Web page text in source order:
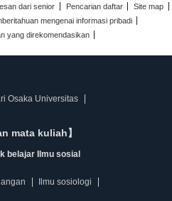
dari senior Pencarian daftar
Site map
mengenai informasi pribadi
yang direkomendasikan
Osaka Universitas
mata kuliah】
belajar Ilmu sosial
Ilmu sosiologi